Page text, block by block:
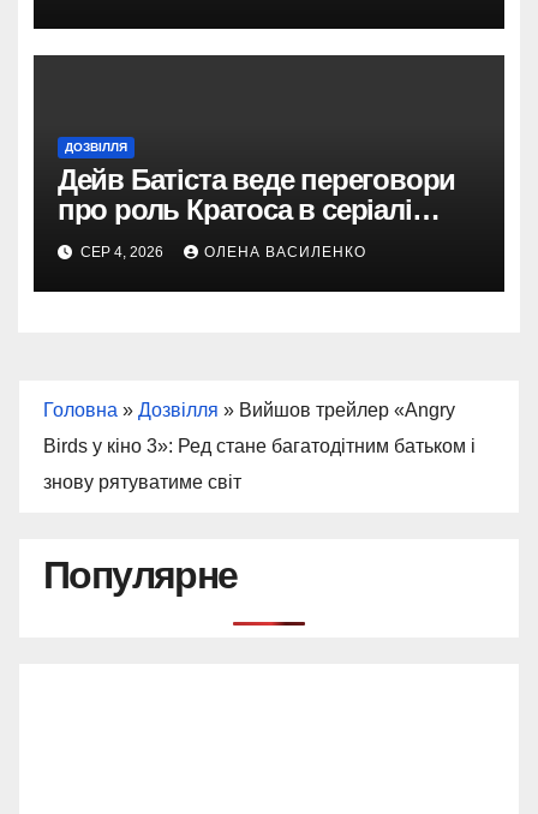
ДОЗВІЛЛЯ
Дейв Батіста веде переговори
про роль Кратоса в серіалі
«God of War» від Amazon
СЕР 4, 2026 ОЛЕНА ВАСИЛЕНКО
Головна » Дозвілля » Вийшов трейлер «Angry
Birds у кіно 3»: Ред стане багатодітним батьком і
знову рятуватиме світ
Популярне